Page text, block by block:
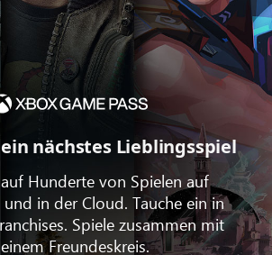
nächstes Lieblingsspiel
Hunderte von Spielen auf
und in der Cloud. Tauche ein in
Spiele zusammen mit
Freundeskreis.